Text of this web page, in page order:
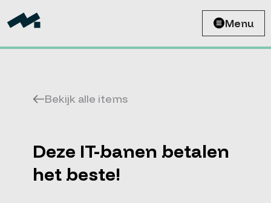
Menu
Bekijk alle items
Deze IT-banen betalen
het beste!